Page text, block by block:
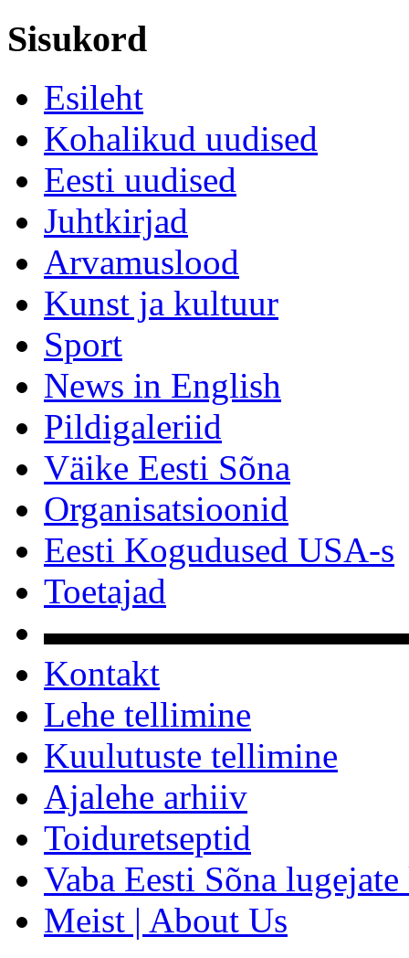
Sisukord
Esileht
Kohalikud uudised
Eesti uudised
Juhtkirjad
Arvamuslood
Kunst ja kultuur
Sport
News in English
Pildigaleriid
Väike Eesti Sõna
Organisatsioonid
Eesti Kogudused USA-s
Toetajad
Kontakt
Lehe tellimine
Kuulutuste tellimine
Ajalehe arhiiv
Toiduretseptid
Vaba Eesti Sõna
Meist | About Us